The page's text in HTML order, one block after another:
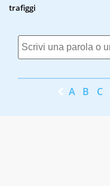
trafiggi
A B C